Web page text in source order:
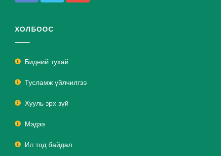
ХОЛБООС
Бидний тухай
Тусламж үйлчилгээ
Хууль эрх зүй
Мэдээ
Ил тод байдал